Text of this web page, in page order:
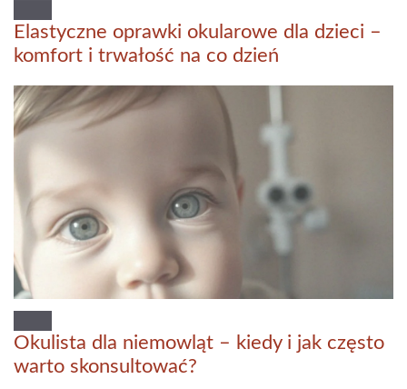
Elastyczne oprawki okularowe dla dzieci –
komfort i trwałość na co dzień
Okulista dla niemowląt – kiedy i jak często
warto skonsultować?